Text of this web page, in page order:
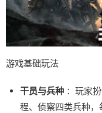
游戏基础玩法
干员与兵种 ：玩家
程、侦察四类兵种